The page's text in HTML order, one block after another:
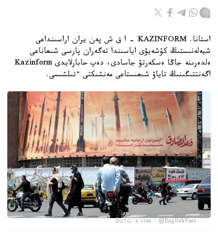
استانا. KAZINFORM - ا ق ش پەن يران اراسىنداعى
شيەلەنىستىڭ كۇشەيۋى اياسىندا تەگەران پارسى شىعاناعى
ەلدەرىنە جاڭا ەسكەرتۋ جاسادى، دەپ حابارلايدى Kazinform
اگەنتتىگىنىڭ تاياۋ شىعىستاعى مەنشىكتى ءتىلشىسى.
Фото: x.com / @EnglishFars